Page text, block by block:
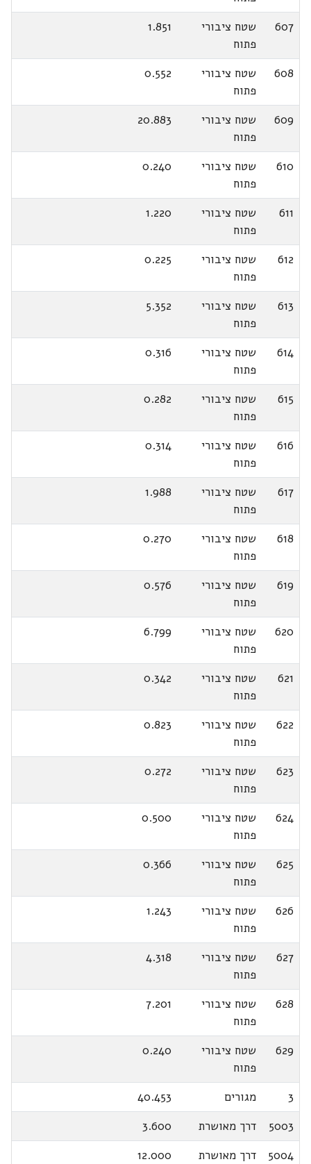
607
שטח ציבורי
פתוח
1.851
608
שטח ציבורי
פתוח
0.552
609
שטח ציבורי
פתוח
20.883
610
שטח ציבורי
פתוח
0.240
611
שטח ציבורי
פתוח
1.220
612
שטח ציבורי
פתוח
0.225
613
שטח ציבורי
פתוח
5.352
614
שטח ציבורי
פתוח
0.316
615
שטח ציבורי
פתוח
0.282
616
שטח ציבורי
פתוח
0.314
617
שטח ציבורי
פתוח
1.988
618
שטח ציבורי
פתוח
0.270
619
שטח ציבורי
פתוח
0.576
620
שטח ציבורי
פתוח
6.799
621
שטח ציבורי
פתוח
0.342
622
שטח ציבורי
פתוח
0.823
623
שטח ציבורי
פתוח
0.272
624
שטח ציבורי
פתוח
0.500
625
שטח ציבורי
פתוח
0.366
626
שטח ציבורי
פתוח
1.243
627
שטח ציבורי
פתוח
4.318
628
שטח ציבורי
פתוח
7.201
629
שטח ציבורי
פתוח
0.240
3 מגורים
40.453
5003
דרך מאושרת
3.600
5004
דרך מאושרת
12.000